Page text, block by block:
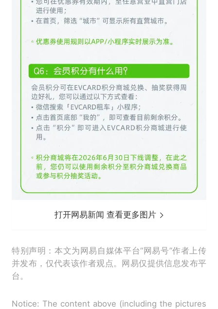
打开网易新闻 查看更多图片
特别声明：本文为网易自媒体平台“网易号”作者上传
并发布，仅代表该作者观点。网易仅提供信息发布平
台。
Notice: The content above (including the pictures